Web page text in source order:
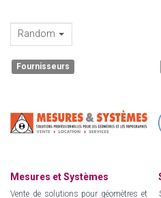
Random
Fournisseurs
Mesures et Systèmes
Vente de solutions pour géomètres et